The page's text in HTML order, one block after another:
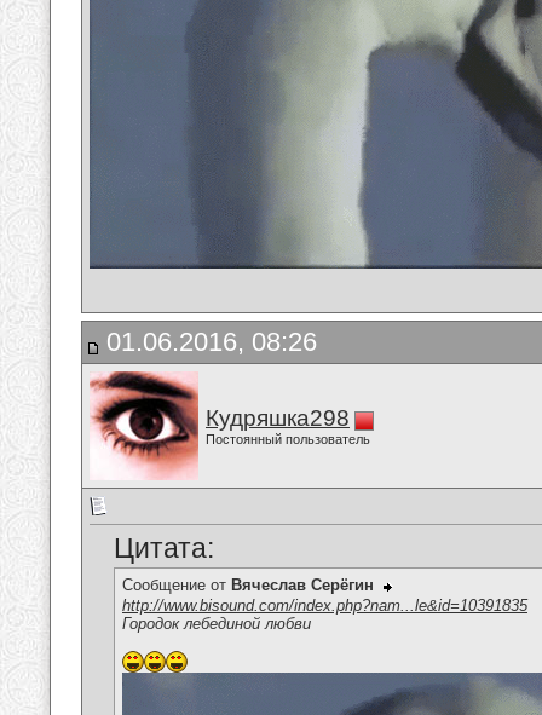
01.06.2016, 08:26
Кудряшка298
Постоянный пользователь
Цитата:
Сообщение от Вячеслав Серёгин
http://www.bisound.com/index.php?nam...le&id=10391835
Городок лебединой любви